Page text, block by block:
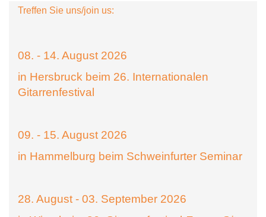
Treffen Sie uns/join us:
08. - 14. August 2026
in Hersbruck beim 26. Internationalen
Gitarrenfestival
09. - 15. August 2026
in Hammelburg beim Schweinfurter Seminar
28. August - 03. September 2026